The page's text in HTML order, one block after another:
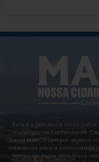
Este é o primeiro e único
município de Contenda-PR.
Jornal MARCA tem por objetivo
referência para a comunidade
temas de maior relevância